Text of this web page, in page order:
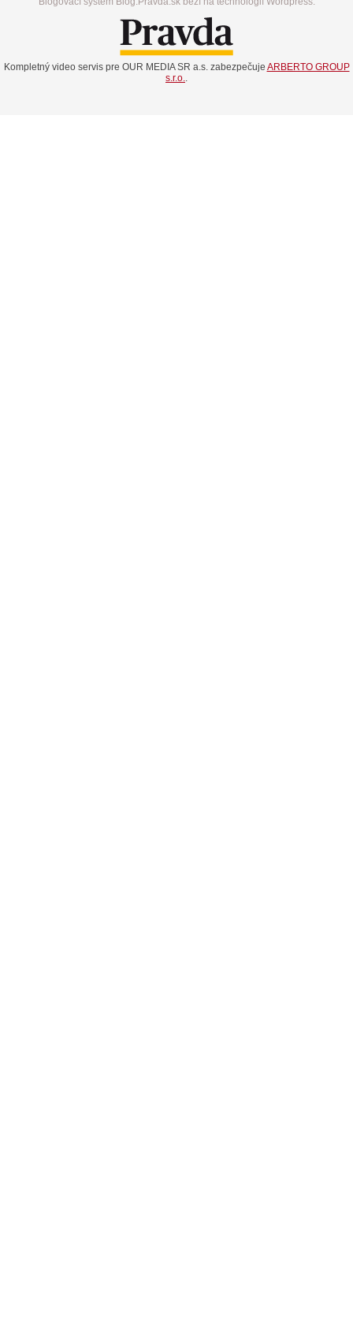
Kompletný video servis pre OUR MEDIA SR a.s. zabezpečuje ARBERTO GROUP
s.r.o..